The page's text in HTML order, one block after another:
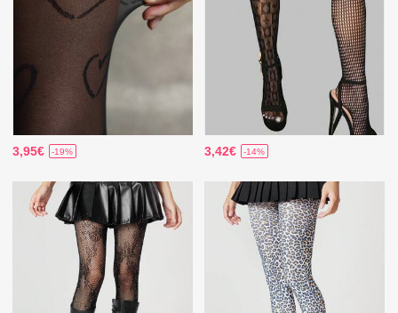
3,95€ -19% 3,42€ -14%